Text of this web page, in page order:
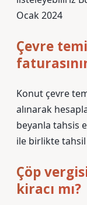
Ocak 2024
Çevre
Konut çevre
alınarak
beyanla tahsis
ile birlikte
Çöp
kiracı mı?